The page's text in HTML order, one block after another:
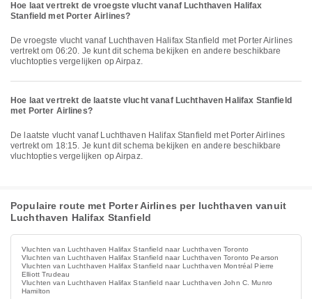
Hoe laat vertrekt de vroegste vlucht vanaf Luchthaven Halifax
Stanfield met Porter Airlines?
De vroegste vlucht vanaf Luchthaven Halifax Stanfield met Porter Airlines
vertrekt om 06:20. Je kunt dit schema bekijken en andere beschikbare
vluchtopties vergelijken op Airpaz.
Hoe laat vertrekt de laatste vlucht vanaf Luchthaven Halifax Stanfield
met Porter Airlines?
De laatste vlucht vanaf Luchthaven Halifax Stanfield met Porter Airlines
vertrekt om 18:15. Je kunt dit schema bekijken en andere beschikbare
vluchtopties vergelijken op Airpaz.
Populaire route met Porter Airlines per luchthaven vanuit
Luchthaven Halifax Stanfield
Vluchten van Luchthaven Halifax Stanfield naar Luchthaven Toronto
Vluchten van Luchthaven Halifax Stanfield naar Luchthaven Toronto Pearson
Vluchten van Luchthaven Halifax Stanfield naar Luchthaven Montréal Pierre
Elliott Trudeau
Vluchten van Luchthaven Halifax Stanfield naar Luchthaven John C. Munro
Hamilton